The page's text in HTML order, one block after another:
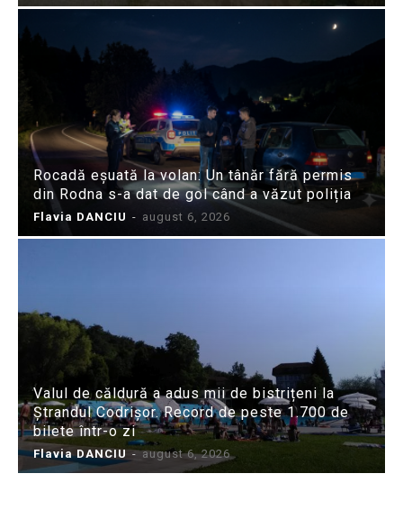
Rocadă eșuată la volan: Un tânăr fără permis
din Rodna s-a dat de gol când a văzut poliția
Flavia DANCIU - august 6, 2026
Valul de căldură a adus mii de bistrițeni la
Ștrandul Codrișor. Record de peste 1.700 de
bilete într-o zi
Flavia DANCIU - august 6, 2026